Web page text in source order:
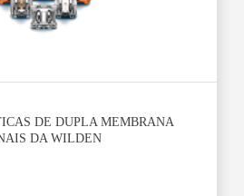
DE DUPLA MEMBRANA
DA WILDEN